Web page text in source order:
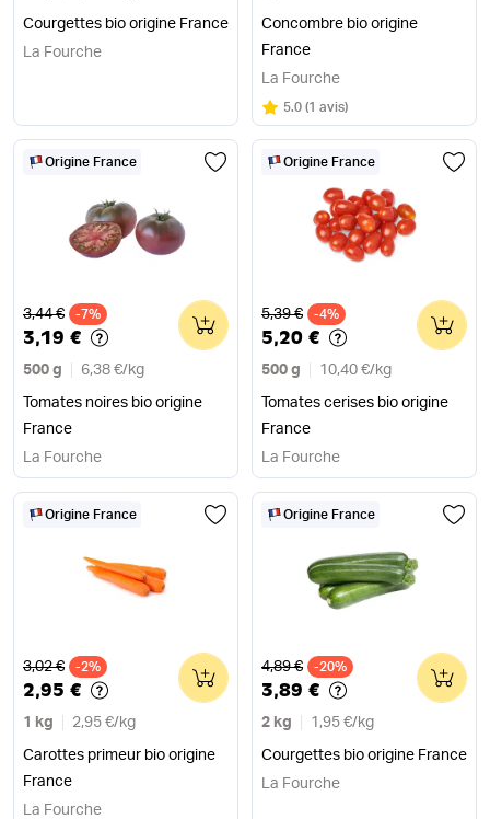
Courgettes bio origine France
La Fourche
Concombre bio origine
France
La Fourche
Note
5.0 sur 5
(1 avis)
Origine France
Ancien prix
3,44 € -7%
3,19 €
500 g 6,38 €/ kg
Tomates noires bio origine
France
0
La Fourche
Origine France
Ancien prix
5,39 € -4%
5,20 €
500 g 10,40 €/ kg
Tomates cerises bio origine
France
0
La Fourche
Origine France
Ancien prix
3,02 € -2%
2,95 €
1 kg 2,95 €/ kg
Carottes primeur bio origine
France
0
La Fourche
Origine France
Ancien prix
4,89 € -20%
3,89 €
2 kg 1,95 €/ kg
Courgettes bio origine France
0
La Fourche